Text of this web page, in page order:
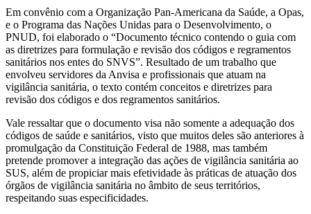
Em convênio com a Organização Pan-Americana da Saúde, a Opas,
e o Programa das Nações Unidas para o Desenvolvimento, o
PNUD, foi elaborado o “Documento técnico contendo o guia com
as diretrizes para formulação e revisão dos códigos e regramentos
sanitários nos entes do SNVS”. Resultado de um trabalho que
envolveu servidores da Anvisa e profissionais que atuam na
vigilância sanitária, o texto contém conceitos e diretrizes para
revisão dos códigos e dos regramentos sanitários.
Vale ressaltar que o documento visa não somente a adequação dos
códigos de saúde e sanitários, visto que muitos deles são anteriores à
promulgação da Constituição Federal de 1988, mas também
pretende promover a integração das ações de vigilância sanitária ao
SUS, além de propiciar mais efetividade às práticas de atuação dos
órgãos de vigilância sanitária no âmbito de seus territórios,
respeitando suas especificidades.